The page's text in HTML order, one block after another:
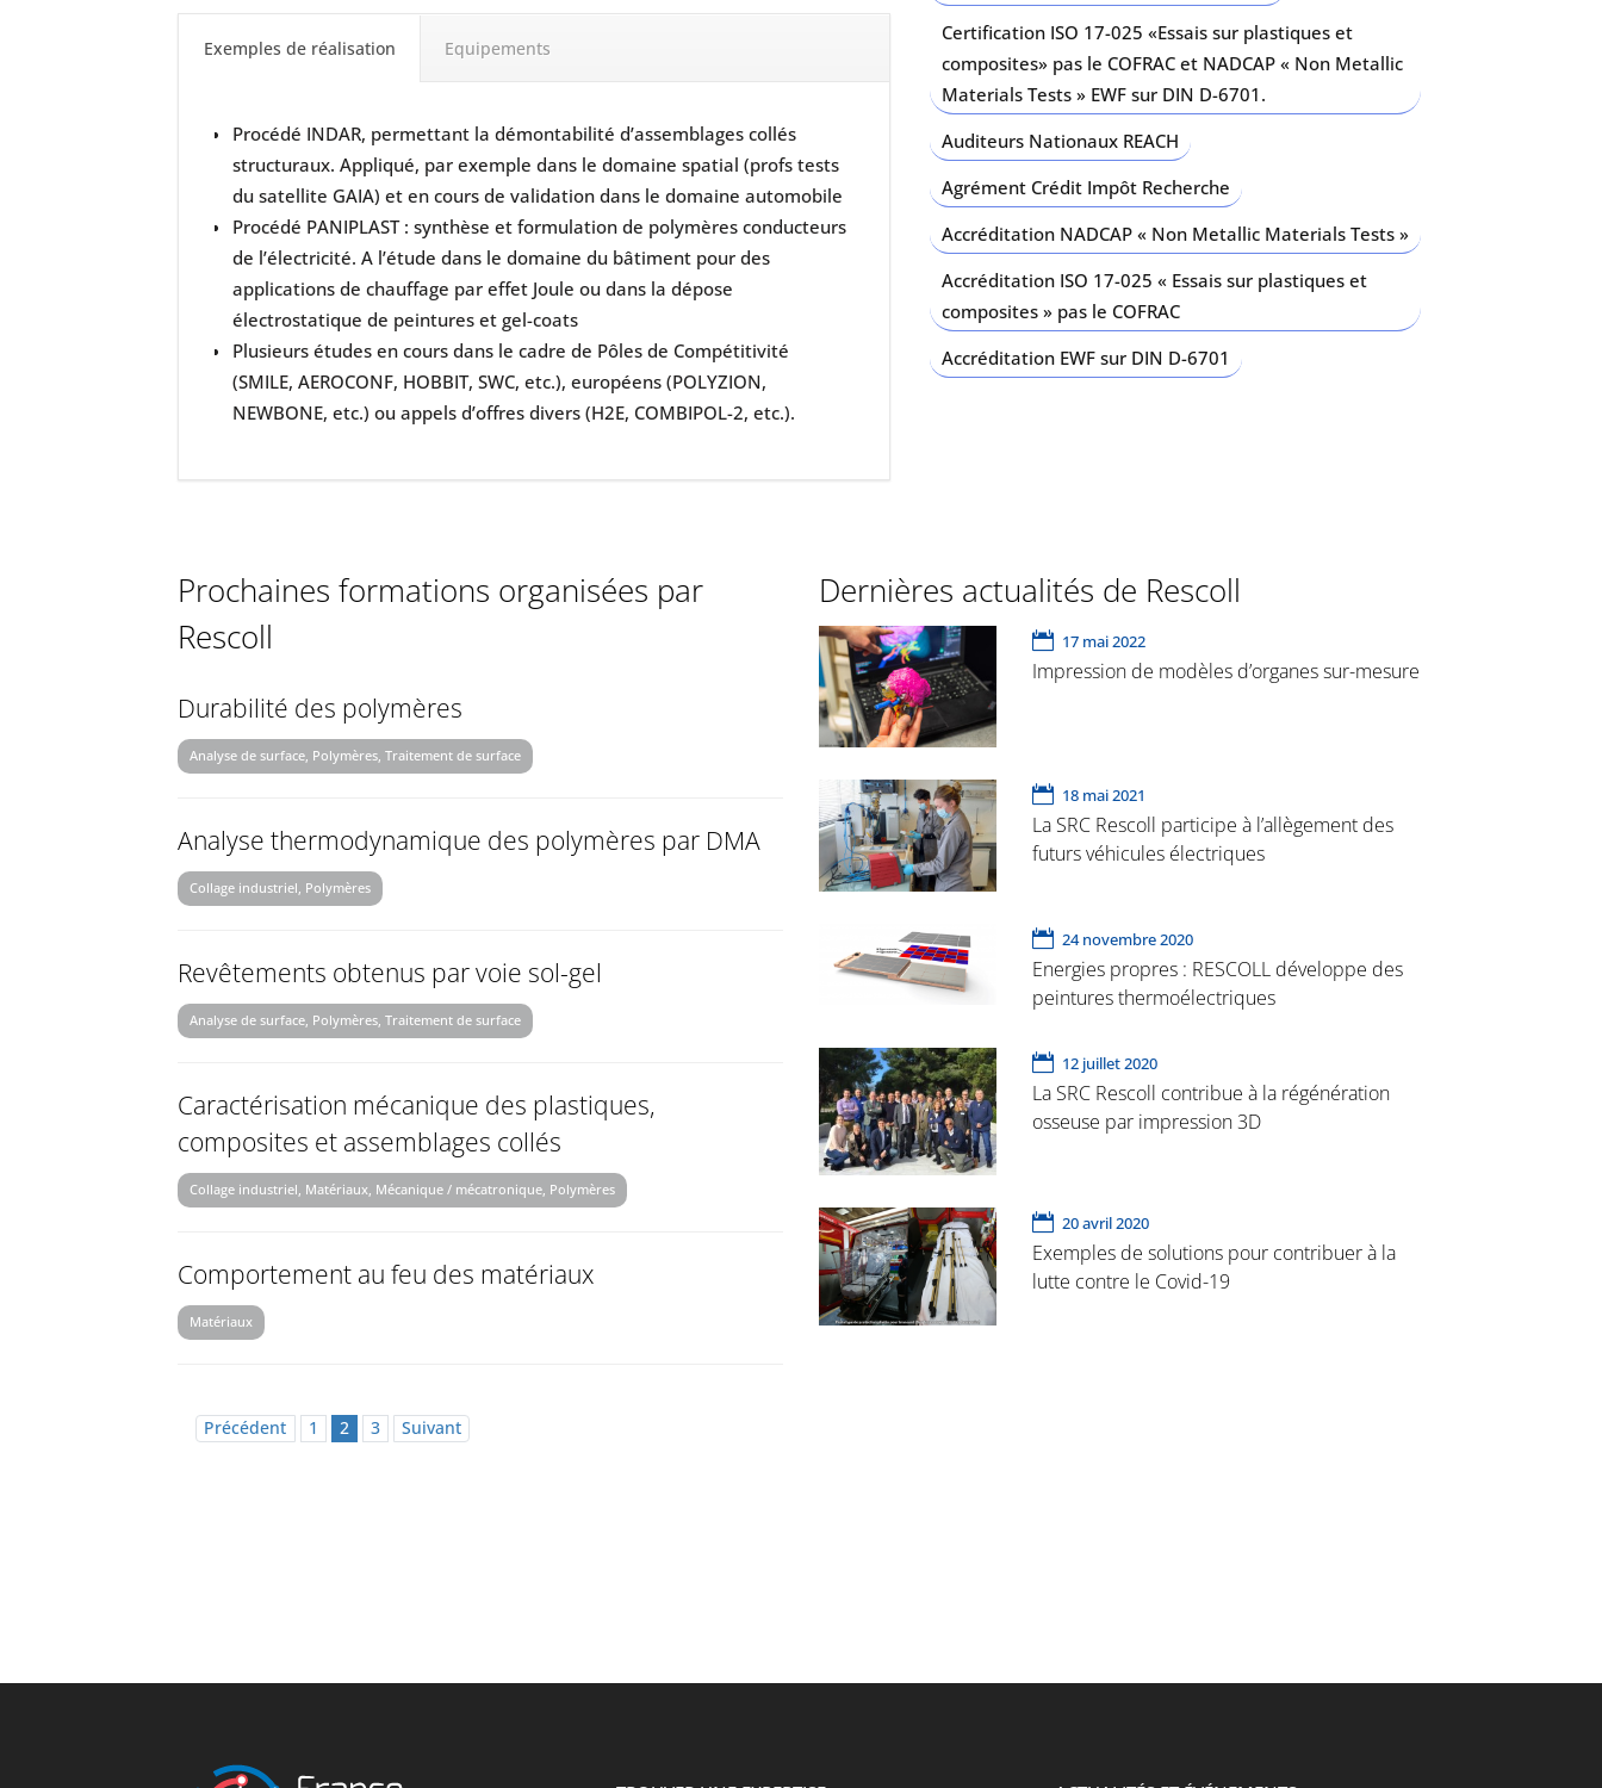
Exemples de réalisation Equipements
Procédé INDAR, permettant la démontabilité d’assemblages collés
structuraux. Appliqué, par exemple dans le domaine spatial (profs tests
du satellite GAIA) et en cours de validation dans le domaine automobile
Procédé PANIPLAST : synthèse et formulation de polymères conducteurs
de l’électricité. A l’étude dans le domaine du bâtiment pour des
applications de chauffage par effet Joule ou dans la dépose
électrostatique de peintures et gel-coats
Plusieurs études en cours dans le cadre de Pôles de Compétitivité
(SMILE, AEROCONF, HOBBIT, SWC, etc.), européens (POLYZION,
NEWBONE, etc.) ou appels d’offres divers (H2E, COMBIPOL-2, etc.).
Certification ISO 17-025 «Essais sur plastiques et
composites» pas le COFRAC et NADCAP « Non Metallic
Materials Tests » EWF sur DIN D-6701.
Auditeurs Nationaux REACH
Agrément Crédit Impôt Recherche
Accréditation NADCAP « Non Metallic Materials Tests »
Accréditation ISO 17-025 « Essais sur plastiques et
composites » pas le COFRAC
Accréditation EWF sur DIN D-6701
Prochaines formations organisées par
Rescoll
Durabilité des polymères
Analyse de surface, Polymères, Traitement de surface
Analyse thermodynamique des polymères par DMA
Collage industriel, Polymères
Revêtements obtenus par voie sol-gel
Analyse de surface, Polymères, Traitement de surface
Caractérisation mécanique des plastiques,
composites et assemblages collés
Collage industriel, Matériaux, Mécanique / mécatronique, Polymères
Comportement au feu des matériaux
Matériaux
Précédent 1 2 3 Suivant
Dernières actualités de Rescoll
17 mai 2022
Impression de modèles d’organes sur-mesure
18 mai 2021
La SRC Rescoll participe à l’allègement des
futurs véhicules électriques
24 novembre 2020
Energies propres : RESCOLL développe des
peintures thermoélectriques
12 juillet 2020
La SRC Rescoll contribue à la régénération
osseuse par impression 3D
20 avril 2020
Exemples de solutions pour contribuer à la
lutte contre le Covid-19